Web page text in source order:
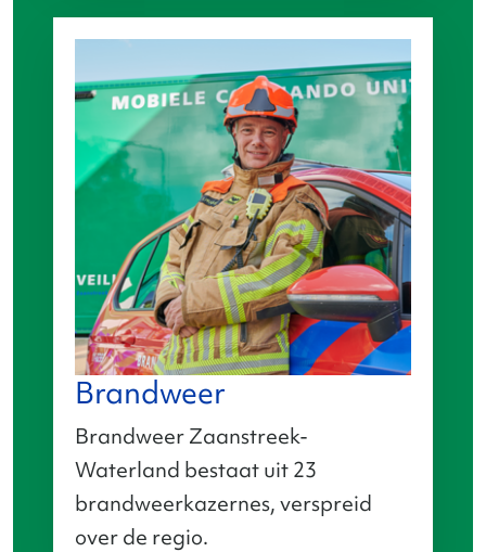
Brandweer
Brandweer Zaanstreek-
Waterland bestaat uit 23
brandweerkazernes, verspreid
over de regio.